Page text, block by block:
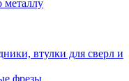
втулки для сверл и
фрезы